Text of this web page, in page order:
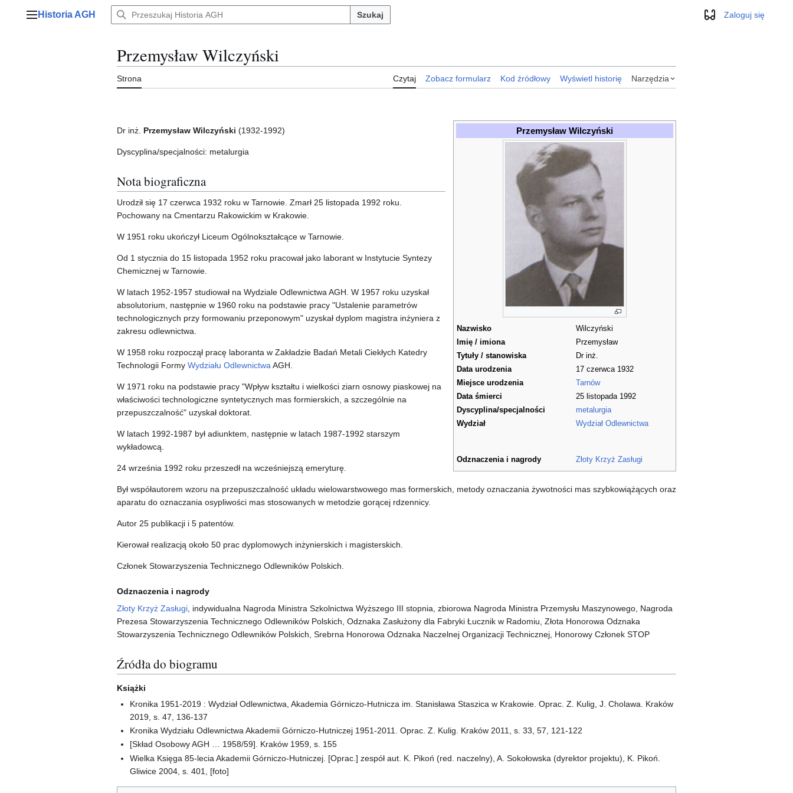
Menu główne
Historia AGH Szukaj WyglądZaloguj się
Przemysław Wilczyński
Strona Czytaj Zobacz formularz Kod źródłowy Wyświetl historię Narzędzia
Przemysław Wilczyński
Nazwisko
Wilczyński
Imię / imiona
Przemysław
Tytuły / stanowiska
Dr inż.
Data urodzenia
17 czerwca 1932
Miejsce urodzenia
Tarnów
Data śmierci
25 listopada 1992
Dyscyplina/specjalności
metalurgia
Wydział
Wydział Odlewnictwa
Odznaczenia i nagrody Złoty Krzyż Zasługi
Dr inż. Przemysław Wilczyński (1932-1992)
Dyscyplina/specjalności: metalurgia
Nota biograficzna
Urodził się 17 czerwca 1932 roku w Tarnowie. Zmarł 25 listopada 1992 roku.
Pochowany na Cmentarzu Rakowickim w Krakowie.
W 1951 roku ukończył Liceum Ogólnokształcące w Tarnowie.
Od 1 stycznia do 15 listopada 1952 roku pracował jako laborant w Instytucie Syntezy
Chemicznej w Tarnowie.
W latach 1952-1957 studiował na Wydziale Odlewnictwa AGH. W 1957 roku uzyskał
absolutorium, następnie w 1960 roku na podstawie pracy "Ustalenie parametrów
technologicznych przy formowaniu przeponowym" uzyskał dyplom magistra inżyniera z
zakresu odlewnictwa.
W 1958 roku rozpoczął pracę laboranta w Zakładzie Badań Metali Ciekłych Katedry
Technologii Formy Wydziału Odlewnictwa AGH.
W 1971 roku na podstawie pracy "Wpływ kształtu i wielkości ziarn osnowy piaskowej na
właściwości technologiczne syntetycznych mas formierskich, a szczególnie na
przepuszczalność" uzyskał doktorat.
W latach 1992-1987 był adiunktem, następnie w latach 1987-1992 starszym
wykładowcą.
24 września 1992 roku przeszedł na wcześniejszą emeryturę.
Był współautorem wzoru na przepuszczalność układu wielowarstwowego mas formerskich, metody oznaczania żywotności mas szybkowiążących oraz
aparatu do oznaczania osypliwości mas stosowanych w metodzie gorącej rdzennicy.
Autor 25 publikacji i 5 patentów.
Kierował realizacją około 50 prac dyplomowych inżynierskich i magisterskich.
Członek Stowarzyszenia Technicznego Odlewników Polskich.
Odznaczenia i nagrody
Złoty Krzyż Zasługi , indywidualna Nagroda Ministra Szkolnictwa Wyższego III stopnia, zbiorowa Nagroda Ministra Przemysłu Maszynowego, Nagroda
Prezesa Stowarzyszenia Technicznego Odlewników Polskich, Odznaka Zasłużony dla Fabryki Łucznik w Radomiu, Złota Honorowa Odznaka
Stowarzyszenia Technicznego Odlewników Polskich, Srebrna Honorowa Odznaka Naczelnej Organizacji Technicznej, Honorowy Członek STOP
Źródła do biogramu
Książki
Kronika 1951-2019 : Wydział Odlewnictwa, Akademia Górniczo-Hutnicza im. Stanisława Staszica w Krakowie. Oprac. Z. Kulig, J. Cholawa. Kraków
2019, s. 47, 136-137
Kronika Wydziału Odlewnictwa Akademii Górniczo-Hutniczej 1951-2011. Oprac. Z. Kulig. Kraków 2011, s. 33, 57, 121-122
[Skład Osobowy AGH … 1958/59]. Kraków 1959, s. 155
Wielka Księga 85-lecia Akademii Górniczo-Hutniczej. [Oprac.] zespół aut. K. Pikoń (red. naczelny), A. Sokołowska (dyrektor projektu), K. Pikoń.
Gliwice 2004, s. 401, [foto]